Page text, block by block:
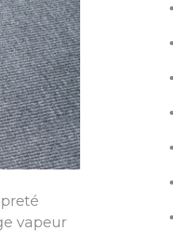
vapeur